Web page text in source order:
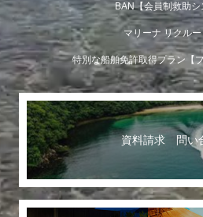
BAN【会員制救助シ
マリーナ リクル
特別な船舶免許取得プラン【
資料請求 問い